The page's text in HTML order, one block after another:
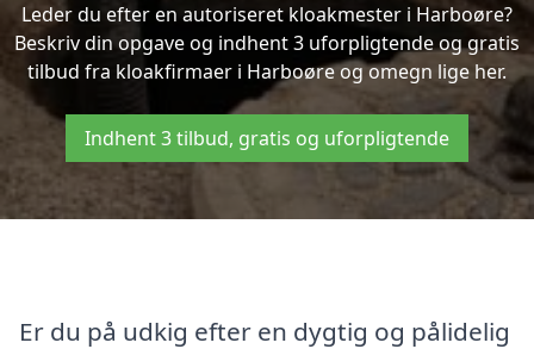
Leder du efter en autoriseret kloakmester i Harboøre?
Beskriv din opgave og indhent 3 uforpligtende og gratis
tilbud fra kloakfirmaer i Harboøre og omegn lige her.
Indhent 3 tilbud, gratis og uforpligtende
Er du på udkig efter en dygtig og pålidelig